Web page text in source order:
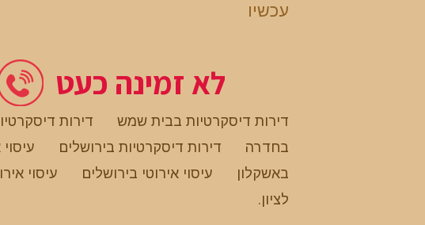
עכשיו
לא זמינה כעט
דירות דיסקרטיות בבית שמש
דירות
בחדרה
דירות דיסקרטיות בירושלים
עיסוי
באשקלון
עיסוי אירוטי בירושלים
עיסוי
לציון.